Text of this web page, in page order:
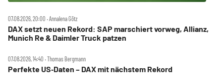
07.08.2026, 20:00 ‧ Annalena Götz
DAX setzt neuen Rekord: SAP marschiert vorweg, Allianz,
Munich Re & Daimler Truck patzen
07.08.2026, 14:40 ‧ Thomas Bergmann
Perfekte US‑Daten – DAX mit nächstem Rekord